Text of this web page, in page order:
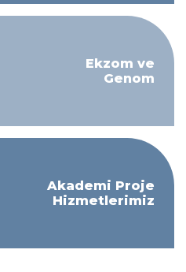
Ekzom ve
Genom
Akademi Proje
Hizmetlerimiz